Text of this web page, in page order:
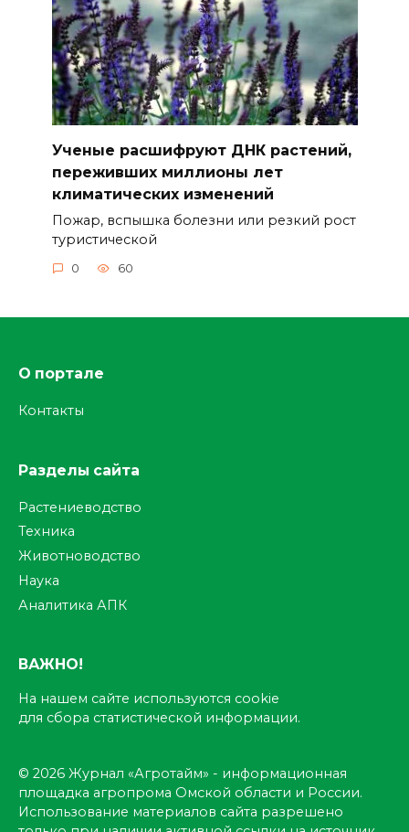
Ученые расшифруют ДНК растений,
переживших миллионы лет
климатических изменений
Пожар, вспышка болезни или резкий рост
туристической
0 60
О портале
Контакты
Разделы сайта
Растениеводство
Техника
Животноводство
Наука
Аналитика АПК
ВАЖНО!
На нашем сайте используются cookie
для сбора статистической информации.
© 2026 Журнал «Агротайм» - информационная
площадка агропрома Омской области и России.
Использование материалов сайта разрешено